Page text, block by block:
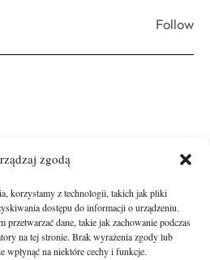
zgodą
korzystamy z technologii, takich jak pliki
dostępu do informacji o urządzeniu.
przetwarzać dane, takie jak zachowanie podczas
na tej stronie. Brak wyrażenia zgody lub
wpłynąć na niektóre cechy i funkcje.
Follow